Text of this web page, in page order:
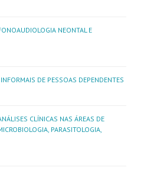
NEONTAL E
DE PESSOAS DEPENDENTES
CLÍNICAS NAS ÁREAS DE
PARASITOLOGIA,